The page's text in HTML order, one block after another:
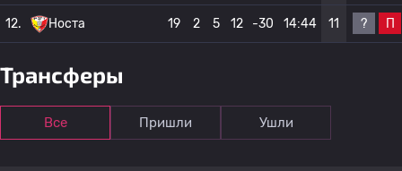
12. Носта 19 2 5 12 -30 14:44 11 ? П
Трансферы
Все Пришли Ушли